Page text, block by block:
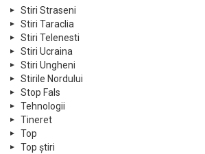
Stiri Straseni
Stiri Taraclia
Stiri Telenesti
Stiri Ucraina
Stiri Ungheni
Stirile Nordului
Stop Fals
Tehnologii
Tineret
Top
Top știri